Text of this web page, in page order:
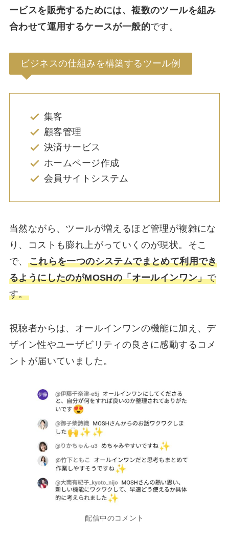
ービスを販売するためには、複数のツールを組み
合わせて運用するケースが一般的です。
ビジネスの仕組みを構築するツール例
集客
顧客管理
決済サービス
ホームページ作成
会員サイトシステム
当然ながら、ツールが増えるほど管理が複雑にな
り、コストも膨れ上がっていくのが現状。そこ
で、 これらを一つのシステムでまとめて利用でき
るようにしたのがMOSHの「オールインワン」で
す。
視聴者からは、オールインワンの機能に加え、デ
ザイン性やユーザビリティの良さに感動するコメ
ントが届いていました。
配信中のコメント